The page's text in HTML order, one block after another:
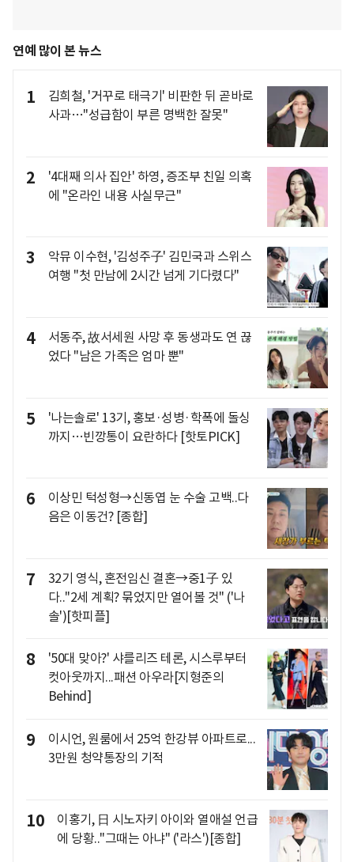
연예 많이 본 뉴스
1
김희철, '거꾸로 태극기' 비판한 뒤 곧바로
사과…"성급함이 부른 명백한 잘못"
2
'4대째 의사 집안' 하영, 증조부 친일 의혹
에 "온라인 내용 사실무근"
3
악뮤 이수현, '김성주子' 김민국과 스위스
여행 "첫 만남에 2시간 넘게 기다렸다"
4
서동주, 故서세원 사망 후 동생과도 연 끊
었다 "남은 가족은 엄마 뿐"
5
'나는솔로' 13기, 홍보·성병·학폭에 돌싱
까지…빈깡통이 요란하다 [핫토PICK]
6
이상민 턱성형→신동엽 눈 수술 고백..다
음은 이동건? [종합]
7
32기 영식, 혼전임신 결혼→중1子 있
다.."2세 계획? 묶었지만 열어볼 것" ('나
솔')[핫피플]
8
'50대 맞아?' 샤를리즈 테론, 시스루부터
컷아웃까지...패션 아우라[지형준의
Behind]
9
이시언, 원룸에서 25억 한강뷰 아파트로...
3만원 청약통장의 기적
10
이홍기, 日 시노자키 아이와 열애설 언급
에 당황.."그때는 아냐" ('라스')[종합]